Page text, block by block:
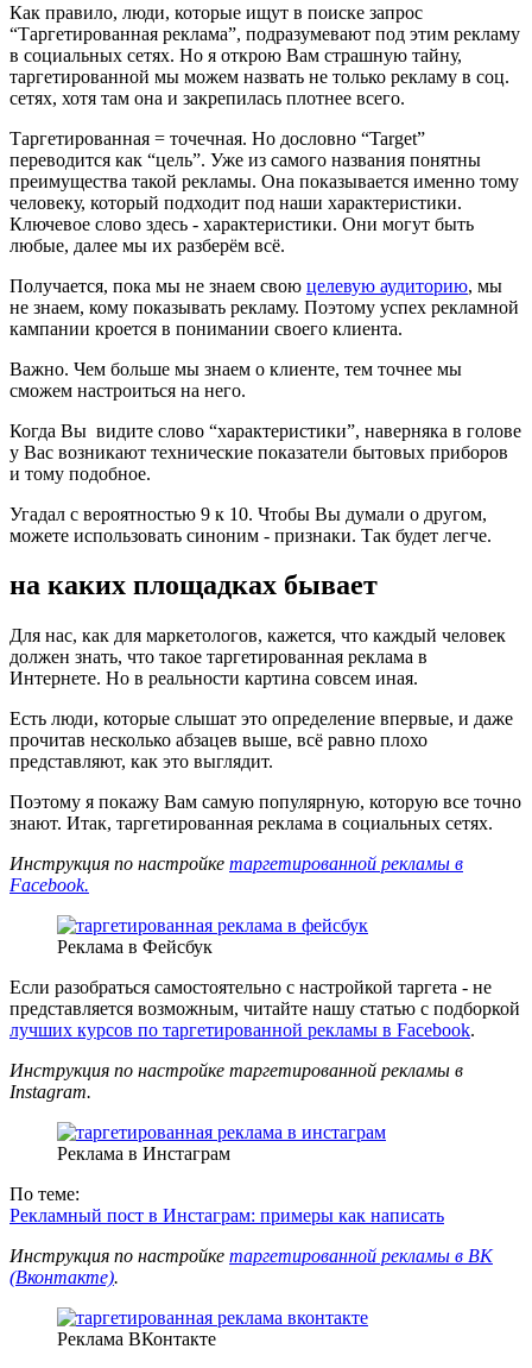
Как правило, люди, которые ищут в поиске запрос
“Таргетированная реклама”, подразумевают под этим рекламу
в социальных сетях. Но я открою Вам страшную тайну,
таргетированной мы можем назвать не только рекламу в соц.
сетях, хотя там она и закрепилась плотнее всего.
Таргетированная = точечная. Но дословно “Target”
переводится как “цель”. Уже из самого названия понятны
преимущества такой рекламы. Она показывается именно тому
человеку, который подходит под наши характеристики.
Ключевое слово здесь - характеристики. Они могут быть
любые, далее мы их разберём всё.
Получается, пока мы не знаем свою целевую аудиторию, мы
не знаем, кому показывать рекламу. Поэтому успех рекламной
кампании кроется в понимании своего клиента.
Важно. Чем больше мы знаем о клиенте, тем точнее мы
сможем настроиться на него.
Когда Вы видите слово “характеристики”, наверняка в голове
у Вас возникают технические показатели бытовых приборов
и тому подобное.
Угадал с вероятностью 9 к 10. Чтобы Вы думали о другом,
можете использовать синоним - признаки. Так будет легче.
на каких площадках бывает
Для нас, как для маркетологов, кажется, что каждый человек
должен знать, что такое таргетированная реклама в
Интернете. Но в реальности картина совсем иная.
Есть люди, которые слышат это определение впервые, и даже
прочитав несколько абзацев выше, всё равно плохо
представляют, как это выглядит.
Поэтому я покажу Вам самую популярную, которую все точно
знают. Итак, таргетированная реклама в социальных сетях.
Инструкция по настройке таргетированной рекламы в
Facebook.
Реклама в Фейсбук
Если разобраться самостоятельно с настройкой таргета - не
представляется возможным, читайте нашу статью с подборкой
лучших курсов по таргетированной рекламы в Facebook.
Инструкция по настройке таргетированной рекламы в
Instagram.
Реклама в Инстаграм
По теме:
Рекламный пост в Инстаграм: примеры как написать
Инструкция по настройке таргетированной рекламы в ВК
(Вконтакте).
Реклама ВКонтакте